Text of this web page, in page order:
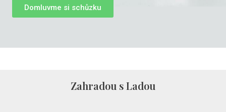
Domluvme si schůzku
Zahradou s Ladou